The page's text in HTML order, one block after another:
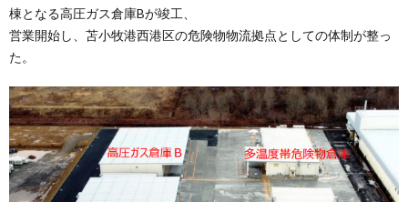
棟となる高圧ガス倉庫Bが竣工、
営業開始し、苫小牧港西港区の危険物物流拠点としての体制が整っ
た。